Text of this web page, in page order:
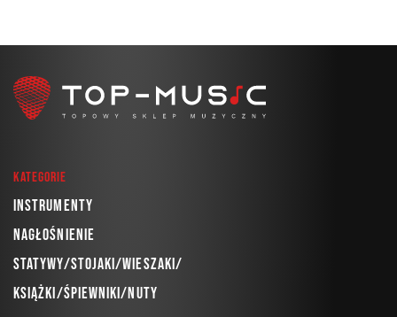
Kategorie
Instrumenty
Nagłośnienie
Statywy/Stojaki/Wieszaki/
Książki/Śpiewniki/Nuty